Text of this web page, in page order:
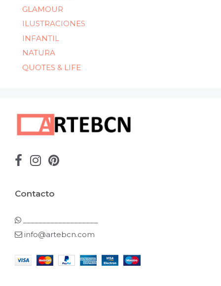
GLAMOUR
ILUSTRACIONES
INFANTIL
NATURA
QUOTES & LIFE
Contacto
info@artebcn.com